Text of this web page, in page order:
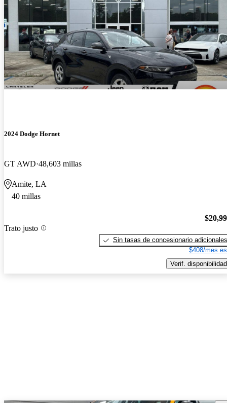
2024 Dodge Hornet
GT AWD 48,603 millas
Amite, LA
40 millas
Trato justo
Sin tasas de concesionario adicionales
$408/mes
Verif. disponibilidad